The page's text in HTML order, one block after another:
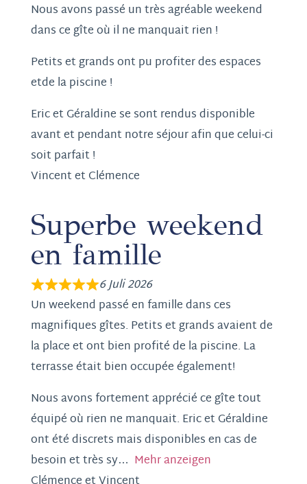
Nous avons passé un très agréable weekend
dans ce gîte où il ne manquait rien !
Petits et grands ont pu profiter des espaces
etde la piscine !
Eric et Géraldine se sont rendus disponible
avant et pendant notre séjour afin que celui-ci
soit parfait !
Vincent et Clémence
Superbe weekend
en famille
6 Juli 2026
Un weekend passé en famille dans ces
magnifiques gîtes. Petits et grands avaient de
la place et ont bien profité de la piscine. La
terrasse était bien occupée également!
Nous avons fortement apprécié ce gîte tout
équipé où rien ne manquait. Eric et Géraldine
ont été discrets mais disponibles en cas de
besoin et très sy
Mehr anzeigen